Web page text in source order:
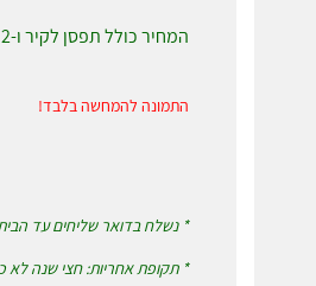
המחיר כולל תפסן לקיר ו-2 סוללות AAA 1.5V
התמונה להמחשה בלבד!
* נשלח בדואר שליחים עד
* תקופת אחריות: חצי שנה לא